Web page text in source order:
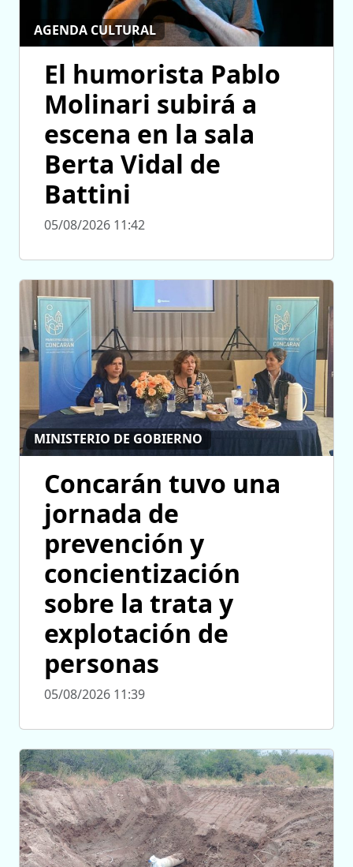
AGENDA CULTURAL
El humorista Pablo
Molinari subirá a
escena en la sala
Berta Vidal de
Battini
05/08/2026 11:42
MINISTERIO DE GOBIERNO
Concarán tuvo una
jornada de
prevención y
concientización
sobre la trata y
explotación de
personas
05/08/2026 11:39